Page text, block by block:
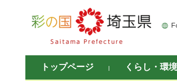
彩の国 埼玉県
トップページ くらし・環境